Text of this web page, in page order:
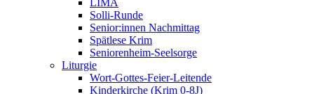
LIMA
Solli-Runde
Senior:innen Nachmittag
Spätlese Krim
Seniorenheim-Seelsorge
Liturgie
Wort-Gottes-Feier-Leitende
Kinderkirche (Krim 0-8J)